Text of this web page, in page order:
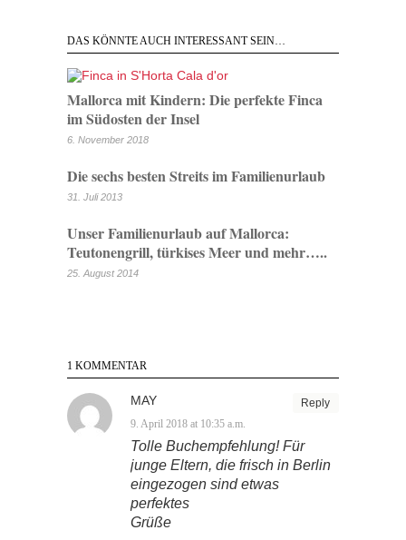
DAS KÖNNTE AUCH INTERESSANT SEIN…
Mallorca mit Kindern: Die perfekte Finca
im Südosten der Insel
6. November 2018
Die sechs besten Streits im Familienurlaub
31. Juli 2013
Unser Familienurlaub auf Mallorca:
Teutonengrill, türkises Meer und mehr…..
25. August 2014
1 KOMMENTAR
Reply
MAY
9. April 2018 at 10:35 a.m.
Tolle Buchempfehlung! Für
junge Eltern, die frisch in Berlin
eingezogen sind etwas
perfektes
Grüße